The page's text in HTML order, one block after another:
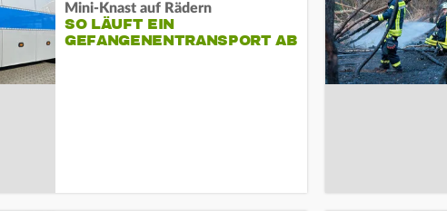
Mini-Knast auf Rädern
SO LÄUFT EIN
GEFANGENENTRANSPORT AB